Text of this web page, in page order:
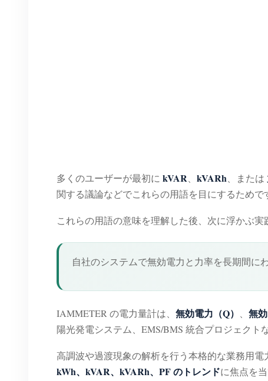
多くのユーザーが最初に kVAR、 kVARh、または
関する議論などでこれらの用語を目にするためで
これらの用語の意味を理解した後、次に浮かぶ
自社のシステムで無効電力と力率を長期間に
IAMMETER の電力量計は、 無効電力（Q） 、 無
陽光発電システム、EMS/BMS 統合プロジェクトな
高調波や過渡現象の解析を行う本格的な業務用
kWh、kVAR、kVARh、PF のトレンドに焦点を当